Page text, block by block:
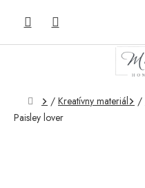
Domov
/ Kreatívny materiál /
Paisley lover